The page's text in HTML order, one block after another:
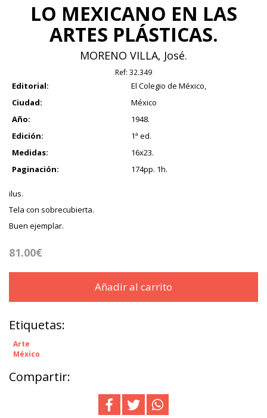
LO MEXICANO EN LAS
ARTES PLÁSTICAS.
MORENO VILLA, José.
Ref: 32.349
Editorial:
El Colegio de México,
Ciudad:
México
Año:
1948.
Edición:
1ª ed.
Medidas:
16x23.
Paginación:
174pp. 1h.
ilus.
Tela con sobrecubierta.
Buen ejemplar.
81.00€
Añadir al carrito
Etiquetas:
Arte
México
Compartir: